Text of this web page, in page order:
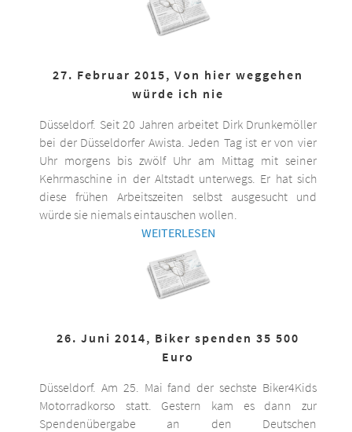
27. Februar 2015, Von hier weggehen
würde ich nie
Düsseldorf. Seit 20 Jahren arbeitet Dirk Drunkemöller
bei der Düsseldorfer Awista. Jeden Tag ist er von vier
Uhr morgens bis zwölf Uhr am Mittag mit seiner
Kehrmaschine in der Altstadt unterwegs. Er hat sich
diese frühen Arbeitszeiten selbst ausgesucht und
würde sie niemals eintauschen wollen.
WEITERLESEN
26. Juni 2014, Biker spenden 35 500
Euro
Düsseldorf. Am 25. Mai fand der sechste Biker4Kids
Motorradkorso statt. Gestern kam es dann zur
Spendenübergabe an den Deutschen